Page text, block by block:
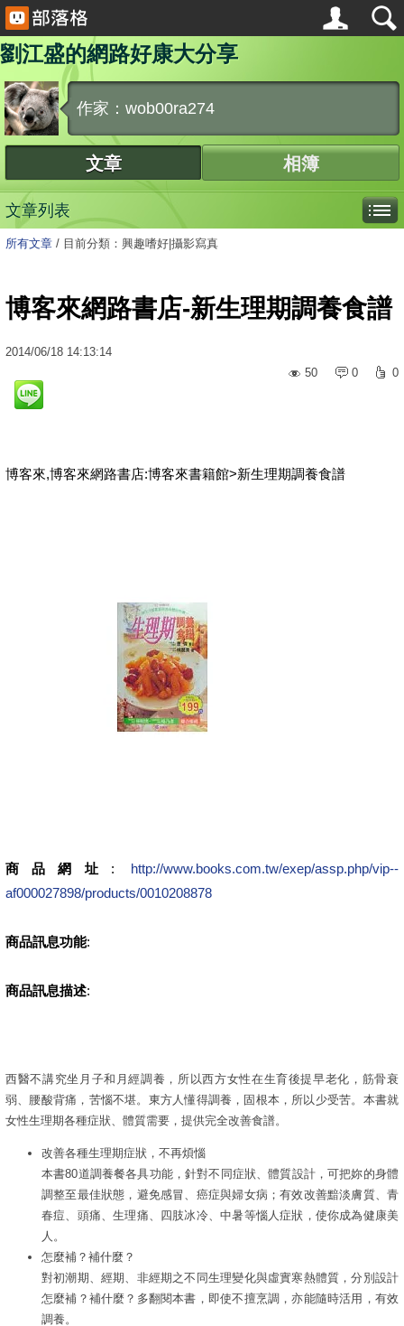
劉江盛的網路好康大分享
作家：wob00ra274
文章 相簿
文章列表
所有文章 / 目前分類：興趣嗜好|攝影寫真
博客來網路書店-新生理期調養食譜
2014/06/18 14:13:14
50
0 0
博客來,博客來網路書店:博客來書籍館>新生理期調養食譜
商品網址 : http://www.books.com.tw/exep/assp.php/vip--
af000027898/products/0010208878
商品訊息功能:
商品訊息描述:
西醫不講究坐月子和月經調養，所以西方女性在生育後提早老化，筋骨衰
弱、腰酸背痛，苦惱不堪。東方人懂得調養，固根本，所以少受苦。本書就
女性生理期各種症狀、體質需要，提供完全改善食譜。
改善各種生理期症狀，不再煩惱
本書80道調養餐各具功能，針對不同症狀、體質設計，可把妳的身體
調整至最佳狀態，避免感冒、癌症與婦女病；有效改善黯淡膚質、青
春痘、頭痛、生理痛、四肢冰冷、中暑等惱人症狀，使你成為健康美
人。
怎麼補？補什麼？
對初潮期、經期、非經期之不同生理變化與虛實寒熱體質，分別設計
怎麼補？補什麼？多翻閱本書，即使不擅烹調，亦能隨時活用，有效
調養。